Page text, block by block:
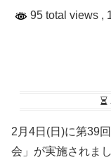
95 total views ,
2月4日(日)に第39
会」が実施されま